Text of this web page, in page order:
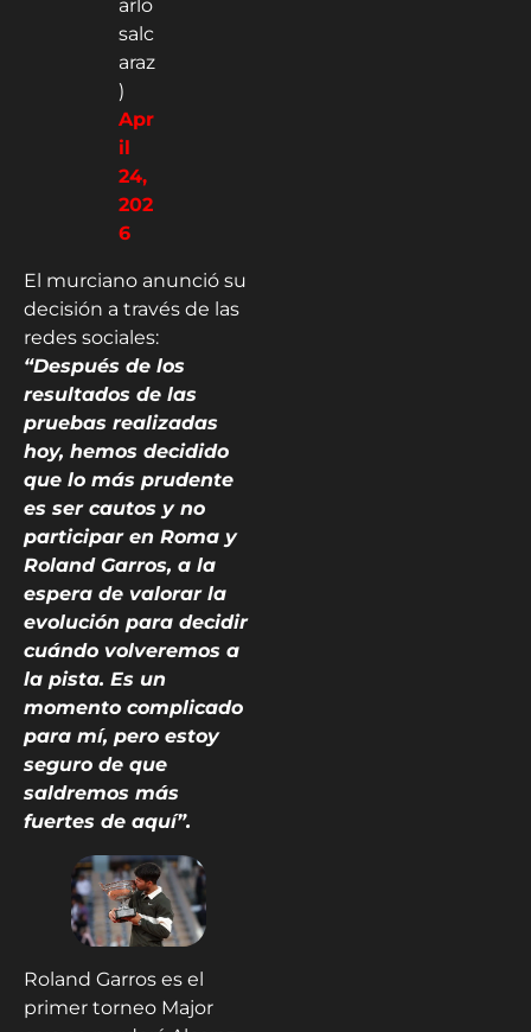
arlo
salc
araz
)
Apr
il
24,
202
6
El murciano anunció su
decisión a través de las
redes sociales:
“Después de los
resultados de las
pruebas realizadas
hoy, hemos decidido
que lo más prudente
es ser cautos y no
participar en Roma y
Roland Garros, a la
espera de valorar la
evolución para decidir
cuándo volveremos a
la pista. Es un
momento complicado
para mí, pero estoy
seguro de que
saldremos más
fuertes de aquí”.
Roland Garros es el
primer torneo Major